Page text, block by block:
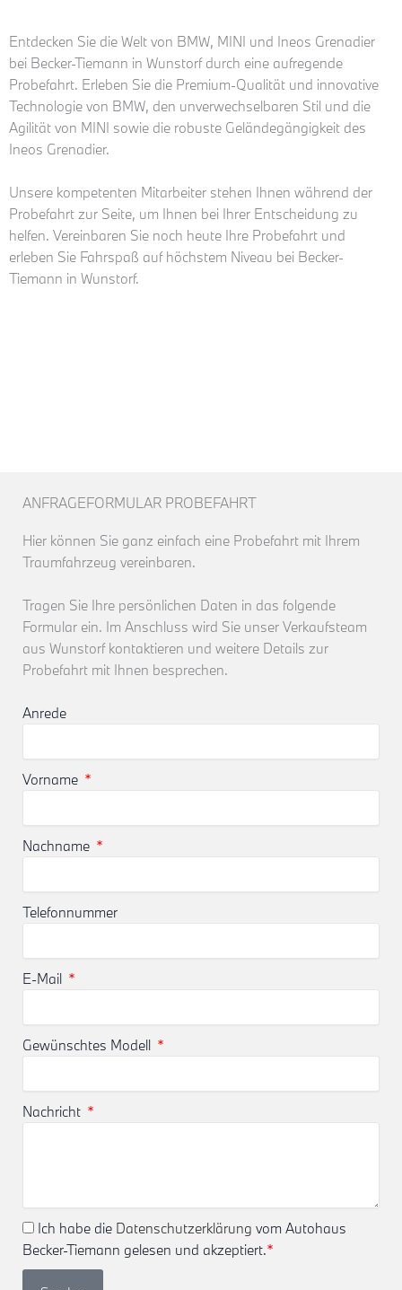
Entdecken Sie die Welt von BMW, MINI und Ineos Grenadier
bei Becker-Tiemann in Wunstorf durch eine aufregende
Probefahrt. Erleben Sie die Premium-Qualität und innovative
Technologie von BMW, den unverwechselbaren Stil und die
Agilität von MINI sowie die robuste Geländegängigkeit des
Ineos Grenadier.
Unsere kompetenten Mitarbeiter stehen Ihnen während der
Probefahrt zur Seite, um Ihnen bei Ihrer Entscheidung zu
helfen. Vereinbaren Sie noch heute Ihre Probefahrt und
erleben Sie Fahrspaß auf höchstem Niveau bei Becker-
Tiemann in Wunstorf.
ANFRAGEFORMULAR PROBEFAHRT
Hier können Sie ganz einfach eine Probefahrt mit Ihrem
Traumfahrzeug vereinbaren.
Tragen Sie Ihre persönlichen Daten in das folgende
Formular ein. Im Anschluss wird Sie unser Verkaufsteam
aus Wunstorf kontaktieren und weitere Details zur
Probefahrt mit Ihnen besprechen.
Anrede
Vorname
Nachname
Telefonnummer
E-Mail
Gewünschtes Modell
Nachricht
Ich habe die Datenschutzerklärung vom Autohaus
Becker-Tiemann gelesen und akzeptiert.*